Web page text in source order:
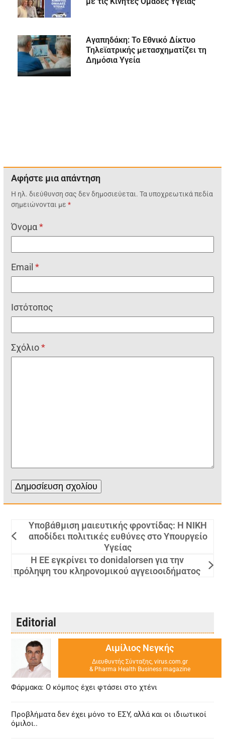
Αγαπηδάκη: Το Εθνικό Δίκτυο
Τηλεϊατρικής μετασχηματίζει τη
Δημόσια Υγεία
Αφήστε μια απάντηση
Η ηλ. διεύθυνση σας δεν δημοσιεύεται. Τα υποχρεωτικά πεδία
σημειώνονται με*
Όνομα*
Email*
Ιστότοπος
Σχόλιο*
Υποβάθμιση μαιευτικής φροντίδας: Η ΝΙΚΗ
αποδίδει πολιτικές ευθύνες στο Υπουργείο
Υγείας
Η ΕΕ εγκρίνει το donidalorsen για την
πρόληψη του κληρονομικού αγγειοοιδήματος
Editorial
Αιμίλιος Νεγκής
Διευθυντής Σύνταξης, virus.com.gr
& Pharma Health Business magazine
Φάρμακα: Ο κόμπος έχει φτάσει στο χτένι
Προβλήματα δεν έχει μόνο το ΕΣΥ, αλλά και οι ιδιωτικοί
όμιλοι..